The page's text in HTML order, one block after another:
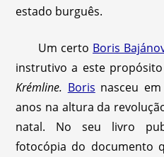
estado burguês.
Um certo Boris
instrutivo a este
Krémline. Boris nasceu
anos na altura da
natal. No seu livro
fotocópia do documento